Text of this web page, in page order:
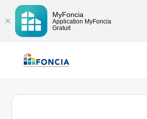
MyFoncia
Application MyFoncia
Gratuit
Foncia
Mandat de vente exclusif Foncia